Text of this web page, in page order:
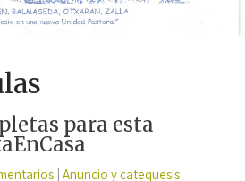
para esta
Anuncio y catequesis